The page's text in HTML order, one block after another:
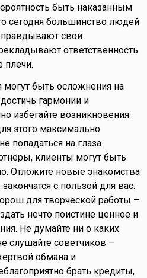
быть наказанным
сегодня большинство людей
свои
ответственность
плечи.
могут быть осложнения на
гармонии и
избегайте возникновения
этого максимально
попадаться на глаза
клиенты могут быть
Отложите новые знакомства
с пользой для вас.
для творческой работы –
нечто поистине ценное и
Не думайте ни о каких
слушайте советчиков –
обмана и
брать кредиты,